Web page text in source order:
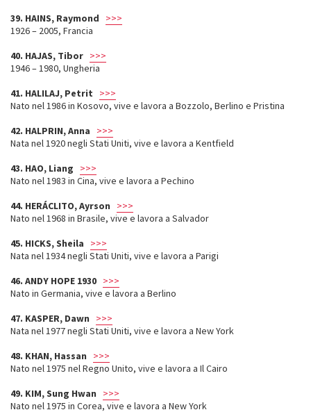
39. HAINS, Raymond >>>
1926 – 2005, Francia
40. HAJAS, Tibor >>>
1946 – 1980, Ungheria
41. HALILAJ, Petrit
>>>
Nato nel 1986 in Kosovo, vive e lavora a Bozzolo, Berlino e Pristina
42. HALPRIN, Anna
>>>
Nata nel 1920 negli Stati Uniti, vive e lavora a Kentfield
43. HAO, Liang >>>
Nato nel 1983 in Cina, vive e lavora a Pechino
44. HERÁCLITO, Ayrson >>>
Nato nel 1968 in Brasile, vive e lavora a Salvador
45. HICKS, Sheila
>>>
Nata nel 1934 negli Stati Uniti, vive e lavora a Parigi
46. ANDY HOPE 1930 >>>
Nato in Germania, vive e lavora a Berlino
47. KASPER, Dawn >>>
Nata nel 1977 negli Stati Uniti, vive e lavora a New York
48. KHAN, Hassan
>>>
Nato nel 1975 nel Regno Unito, vive e lavora a Il Cairo
49. KIM, Sung Hwan
>>>
Nato nel 1975 in Corea, vive e lavora a New York